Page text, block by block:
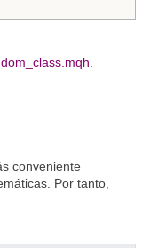
conveniente
Por tanto,